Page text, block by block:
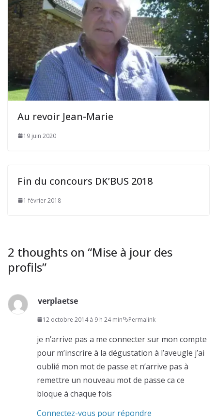
Au revoir Jean-Marie
19 juin 2020
Fin du concours DK’BUS 2018
1 février 2018
2 thoughts on “Mise à jour des
profils”
verplaetse
12 octobre 2014 à 9 h 24 min Permalink
je n’arrive pas a me connecter sur mon compte
pour m’inscrire à la dégustation à l’aveugle j’ai
oublié mon mot de passe et n’arrive pas à
remettre un nouveau mot de passe ca ce
bloque à chaque fois
Connectez-vous pour répondre